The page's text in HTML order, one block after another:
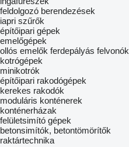
feldolgozó berendezések
iapri szűrők
építőipari gépek
emelőgépek
ollós emelők ferdepályás felvonók
kotrógépek
minikotrók
építőipari rakodógépek
kerekes rakodók
moduláris konténerek
konténerházak
felületsimító gépek
betonsimítók, betontömörítők
raktártechnika